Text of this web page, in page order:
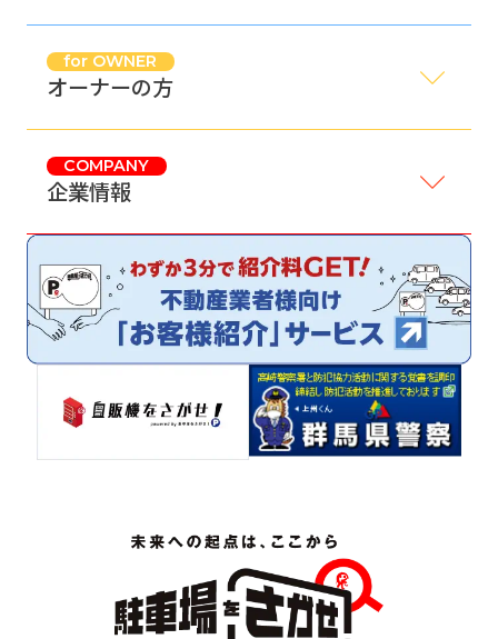
for OWNER
オーナーの方
COMPANY
企業情報
サイトマップ
プライバシーポリシー